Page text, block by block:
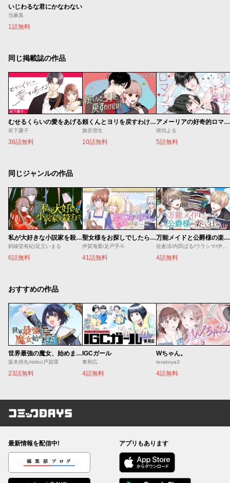
いじわるな君にかなわない
当麻真
1話無料
同じ掲載誌の作品
むせるくらいの愛をあげる
岩下慶子
36話無料
頼くんとヨリを戻すわけには！
旗谷澄生
10話無料
アメーリアの好奇的ロマンス
琥珀よる
5話無料
同じジャンルの作品
私が大好きな小説家を殺すまで
斜線堂有紀/足立いまる
6話無料
聖女様をお探しでしたら妹で間違いありません。さあどうぞお連れください、今すぐ。
伊賀海栗/足戸手斗
41話無料
万能メイドと公爵様の楽しい日々
佐倉涼/内田ぱる/ウラシマ/伊藤テリヤキ
4話無料
おすすめの作品
世界最強の魔女、始めました ～私だけ『攻略サイト』を見れる世界で自由に生きます～
坂木持丸/riritto/戸賀環
23話無料
IGCガール
東和広
4話無料
Wちゃん。
terakoya3
4話無料
コミックDAYS
最新情報を配信中!
編集部ブログ
アプリもあります